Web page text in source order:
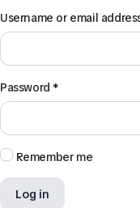
Username or email
Password *
Remember me
Log in